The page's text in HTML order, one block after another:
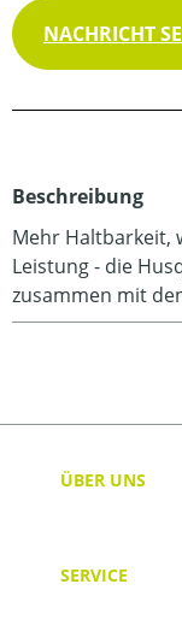
Beschreibung
Mehr Haltbarkeit,
Leistung - die
zusammen mit
ÜBER UNS
SERVICE